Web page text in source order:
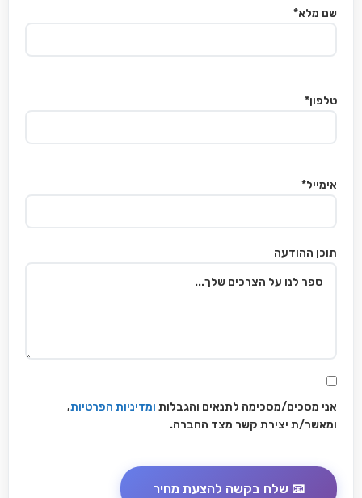
שם מלא*
טלפון*
אימייל*
תוכן ההודעה
אני מסכים/מסכימה לתנאים והגבלות ומדיניות הפרטיות,
ומאשר/ת יצירת קשר מצד החברה.